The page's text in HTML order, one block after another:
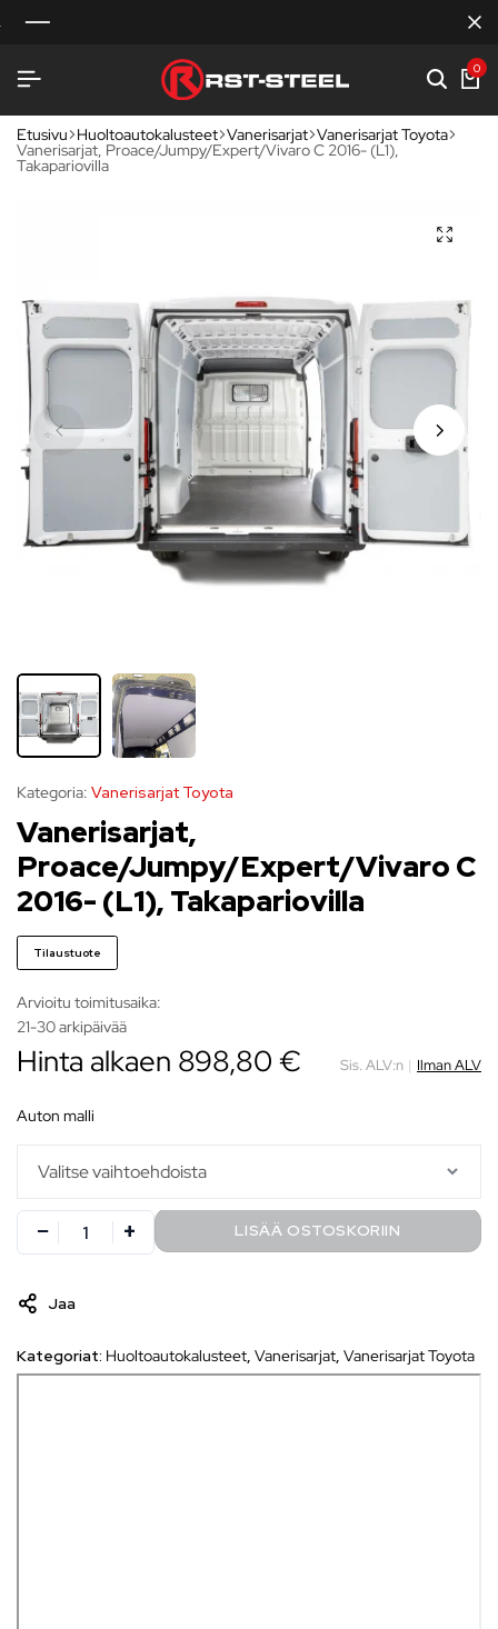
0
Etusivu Huoltoautokalusteet Vanerisarjat Vanerisarjat Toyota
Vanerisarjat, Proace/Jumpy/Expert/Vivaro C 2016- (L1),
Takapariovilla
Kategoria: Vanerisarjat Toyota
Vanerisarjat,
Proace/Jumpy/Expert/Vivaro C
2016- (L1), Takapariovilla
Tilaustuote
Arvioitu toimitusaika:
21-30 arkipäivää
Hinta alkaen 898,80 € Sis. ALV:n | Ilman ALV
auton malli
LISÄÄ OSTOSKORIIN
Jaa
Kategoriat: Huoltoautokalusteet, Vanerisarjat, Vanerisarjat Toyota